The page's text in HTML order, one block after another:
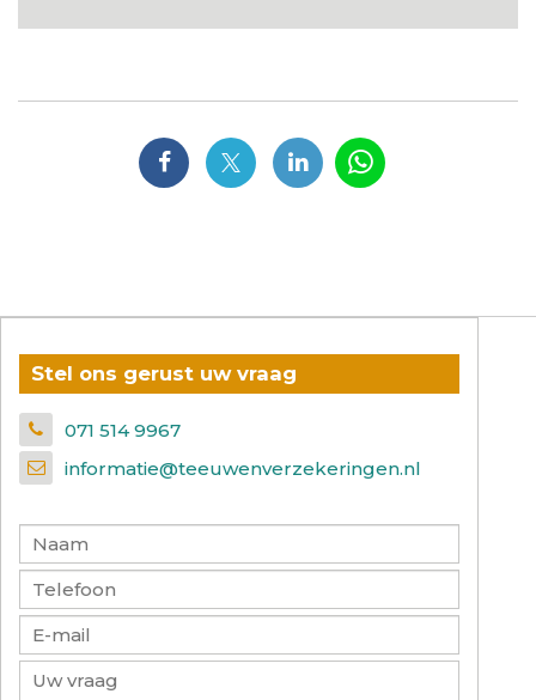
Stel ons gerust uw vraag
071 514 9967
informatie@teeuwenverzekeringen.nl